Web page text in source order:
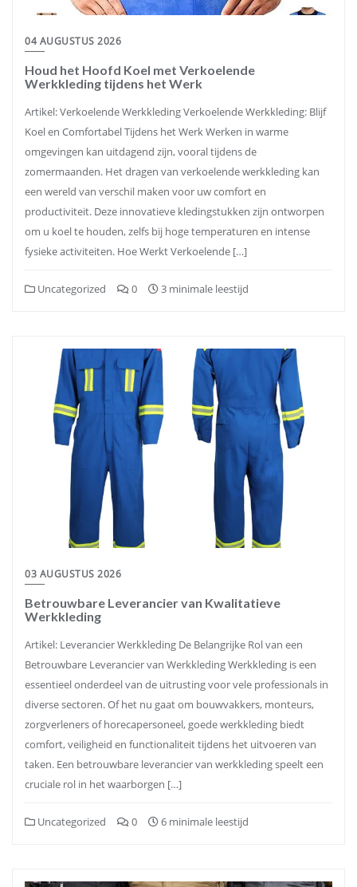
04 AUGUSTUS 2026
Houd het Hoofd Koel met Verkoelende
Werkkleding tijdens het Werk
Artikel: Verkoelende Werkkleding Verkoelende Werkkleding: Blijf
Koel en Comfortabel Tijdens het Werk Werken in warme
omgevingen kan uitdagend zijn, vooral tijdens de
zomermaanden. Het dragen van verkoelende werkkleding kan
een wereld van verschil maken voor uw comfort en
productiviteit. Deze innovatieve kledingstukken zijn ontworpen
om u koel te houden, zelfs bij hoge temperaturen en intense
fysieke activiteiten. Hoe Werkt Verkoelende […]
Uncategorized 0 3 minimale leestijd
03 AUGUSTUS 2026
Betrouwbare Leverancier van Kwalitatieve
Werkkleding
Artikel: Leverancier Werkkleding De Belangrijke Rol van een
Betrouwbare Leverancier van Werkkleding Werkkleding is een
essentieel onderdeel van de uitrusting voor vele professionals in
diverse sectoren. Of het nu gaat om bouwvakkers, monteurs,
zorgverleners of horecapersoneel, goede werkkleding biedt
comfort, veiligheid en functionaliteit tijdens het uitvoeren van
taken. Een betrouwbare leverancier van werkkleding speelt een
cruciale rol in het waarborgen […]
Uncategorized 0 6 minimale leestijd